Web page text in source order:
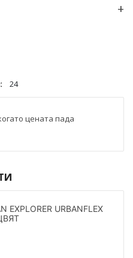
+
24
цената пада
EXPLORER URBANFLEX